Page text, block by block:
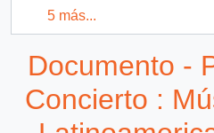
5 más...
Documento -
Concierto :